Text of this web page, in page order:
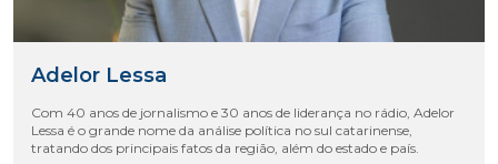
Adelor Lessa
Com 40 anos de jornalismo e 30 anos de liderança no rádio, Adelor
Lessa é o grande nome da análise política no sul catarinense,
tratando dos principais fatos da região, além do estado e país.